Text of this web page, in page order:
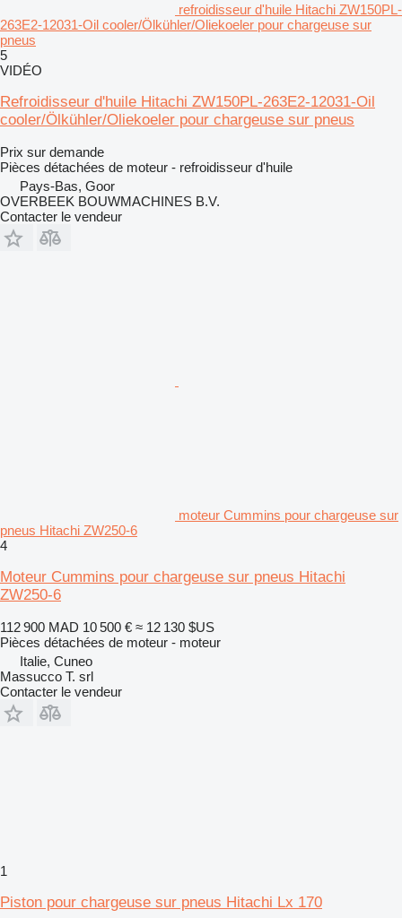
refroidisseur d'huile Hitachi ZW150PL-
263E2-12031-Oil cooler/Ölkühler/Oliekoeler pour chargeuse sur
pneus
5
VIDÉO
Refroidisseur d'huile Hitachi ZW150PL-263E2-12031-Oil
cooler/Ölkühler/Oliekoeler pour chargeuse sur pneus
Prix sur demande
Pièces détachées de moteur - refroidisseur d'huile
Pays-Bas, Goor
OVERBEEK BOUWMACHINES B.V.
Contacter le vendeur
moteur Cummins pour chargeuse sur
pneus Hitachi ZW250-6
4
Moteur Cummins pour chargeuse sur pneus Hitachi
ZW250-6
112 900 MAD 10 500 € ≈ 12 130 $US
Pièces détachées de moteur - moteur
Italie, Cuneo
Massucco T. srl
Contacter le vendeur
1
Piston pour chargeuse sur pneus Hitachi Lx 170